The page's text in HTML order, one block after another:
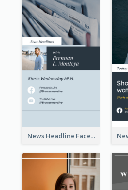
News Headline Facebook Streaming Instagram Story